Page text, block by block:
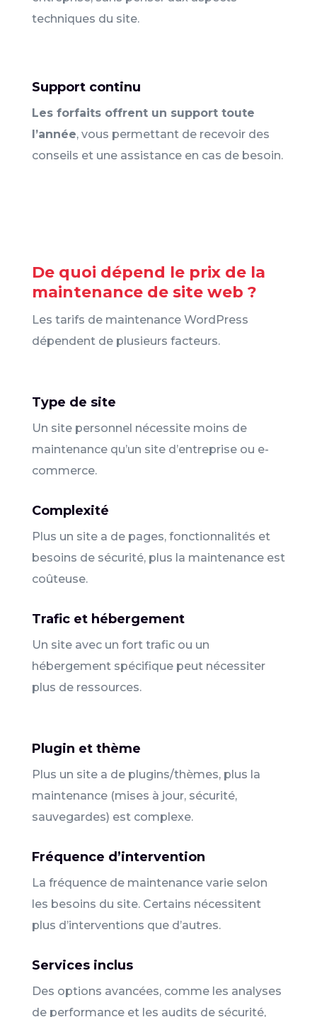
techniques du site.
Support continu
Les forfaits offrent un support toute
l’année, vous permettant de recevoir des
conseils et une assistance en cas de besoin.
De quoi dépend le prix de la
maintenance de site web ?
Les tarifs de maintenance WordPress
dépendent de plusieurs facteurs.
Type de site
Un site personnel nécessite moins de
maintenance qu’un site d’entreprise ou e-
commerce.
Complexité
Plus un site a de pages, fonctionnalités et
besoins de sécurité, plus la maintenance est
coûteuse.
Trafic et hébergement
Un site avec un fort trafic ou un
hébergement spécifique peut nécessiter
plus de ressources.
Plugin et thème
Plus un site a de plugins/thèmes, plus la
maintenance (mises à jour, sécurité,
sauvegardes) est complexe.
Fréquence d’intervention
La fréquence de maintenance varie selon
les besoins du site. Certains nécessitent
plus d’interventions que d’autres.
Services inclus
Des options avancées, comme les analyses
de performance et les audits de sécurité,